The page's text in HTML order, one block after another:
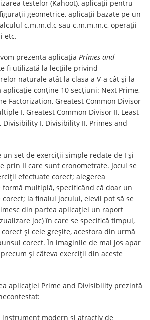
testelor (Kahoot), aplicații pentru
geometrice, aplicații bazate pe un
c.m.m.d.c sau c.m.m.m.c, operații
etc.
prezenta aplicația Primes and
fi utilizată la lecțiile privind
naturale atât la clasa a V-a cât și la
aplicație conține 10 secțiuni: Next Prime,
Factorization, Greatest Common Divisor
I, Greatest Common Divisor II, Least
Divisibility I, Divisibility II, Primes and
un set de exerciții simple redate de I și
prin II care sunt cronometrate. Jocul se
efectuate corect; alegerea
multiplă, specificând că doar un
la finalul jocului, elevii pot să se
din partea aplicației un raport
joc) în care se specifică timpul,
şi cele greșite, acestora din urmă
corect. În imaginile de mai jos apar
și câteva exerciții din aceste
aplicației Prime and Divisibility prezintă
instrument modern și atractiv de